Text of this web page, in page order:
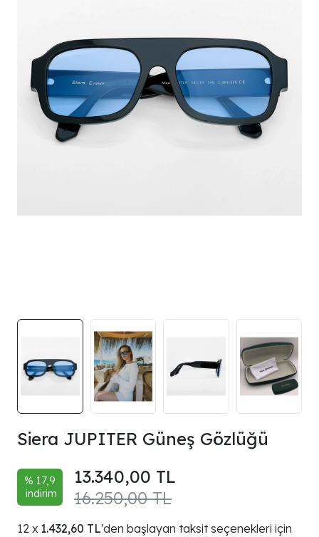
Siera JUPITER Güneş Gözlüğü
% 17,9
indirim
16.250,00 TL
13.340,00 TL
1.432,60 TL'den başlayan taksit seçenekleri için